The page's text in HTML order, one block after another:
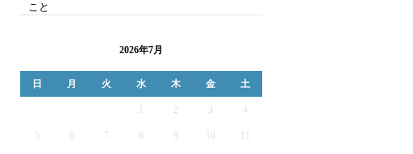
こと
2026年7月
日 月 火 水 木 金 土
2 3 4
5 6 7 9